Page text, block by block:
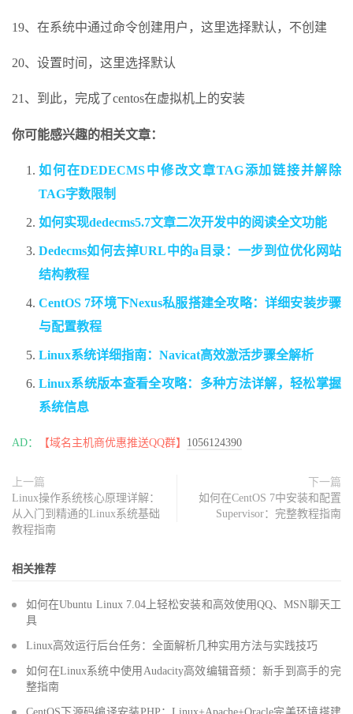
19、在系统中通过命令创建用户，这里选择默认，不创建
20、设置时间，这里选择默认
21、到此，完成了centos在虚拟机上的安装
你可能感兴趣的相关文章：
如何在DEDECMS中修改文章TAG添加链接并解除
TAG字数限制
如何实现dedecms5.7文章二次开发中的阅读全文功能
Dedecms如何去掉URL中的a目录：一步到位优化网站
结构教程
CentOS 7环境下Nexus私服搭建全攻略：详细安装步骤
与配置教程
Linux系统详细指南：Navicat高效激活步骤全解析
Linux系统版本查看全攻略：多种方法详解，轻松掌握
系统信息
AD： 【域名主机商优惠推送QQ群】 1056124390
上一篇
Linux操作系统核心原理详解：
从入门到精通的Linux系统基础
教程指南
下一篇
如何在CentOS 7中安装和配置
Supervisor：完整教程指南
相关推荐
如何在Ubuntu Linux 7.04上轻松安装和高效使用QQ、MSN聊天工
具
Linux高效运行后台任务：全面解析几种实用方法与实践技巧
如何在Linux系统中使用Audacity高效编辑音频：新手到高手的完
整指南